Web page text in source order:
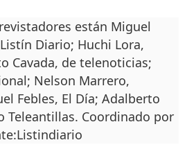
están Miguel
Diario; Huchi Lora,
Cavada, de telenoticias;
Nelson Marrero,
Febles, El Día; Adalberto
Teleantillas. Coordinado por